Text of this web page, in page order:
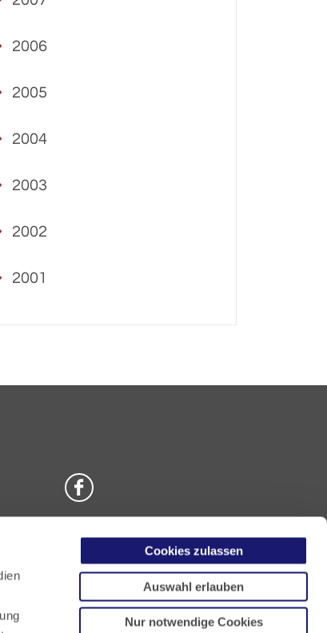
Cookies zulassen
Auswahl erlauben
Nur notwendige Cookies
2006
2005
2004
2003
2002
2001